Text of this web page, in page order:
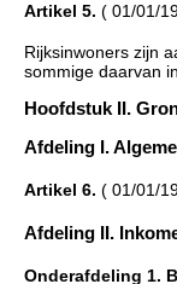
Artikel 5. ( 01/01/
Rijksinwoners zijn
sommige daarvan
Hoofdstuk II.
Afdeling I.
Artikel 6. ( 01/01/
Afdeling II.
Onderafdeling 1.